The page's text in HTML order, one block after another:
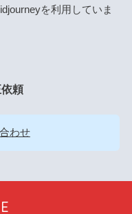
を利用していま
頼
わせ